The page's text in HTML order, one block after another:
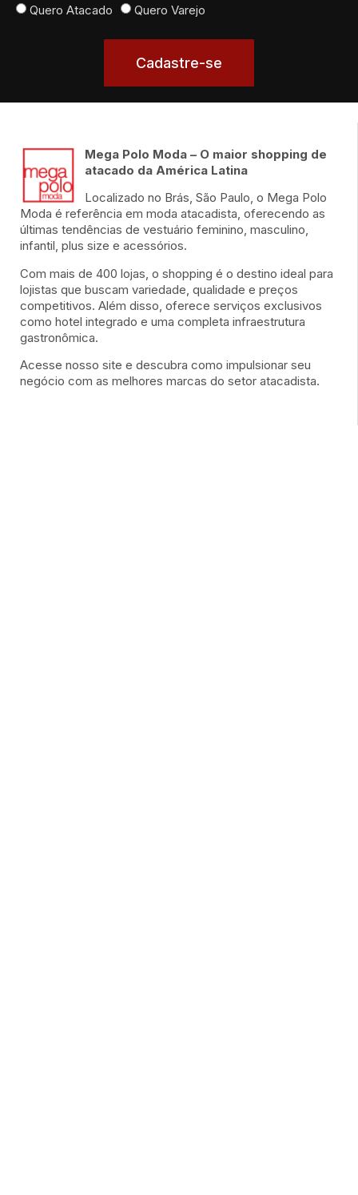
Quero Atacado Quero Varejo
Cadastre-se
Mega Polo Moda – O maior shopping de
atacado da América Latina
Localizado no Brás, São Paulo, o Mega Polo
Moda é referência em moda atacadista, oferecendo as
últimas tendências de vestuário feminino, masculino,
infantil, plus size e acessórios.
Com mais de 400 lojas, o shopping é o destino ideal para
lojistas que buscam variedade, qualidade e preços
competitivos. Além disso, oferece serviços exclusivos
como hotel integrado e uma completa infraestrutura
gastronômica.
Acesse nosso site e descubra como impulsionar seu
negócio com as melhores marcas do setor atacadista.